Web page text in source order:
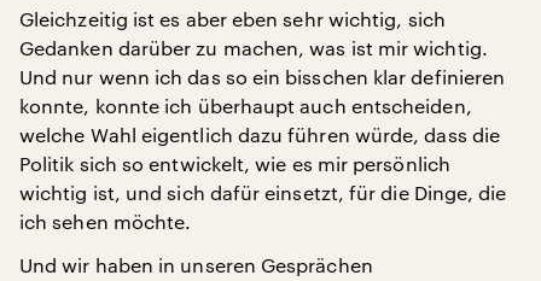
Gleichzeitig ist es aber eben sehr wichtig, sich
Gedanken darüber zu machen, was ist mir wichtig.
Und nur wenn ich das so ein bisschen klar definieren
konnte, konnte ich überhaupt auch entscheiden,
welche Wahl eigentlich dazu führen würde, dass die
Politik sich so entwickelt, wie es mir persönlich
wichtig ist, und sich dafür einsetzt, für die Dinge, die
ich sehen möchte.
Und wir haben in unseren Gesprächen